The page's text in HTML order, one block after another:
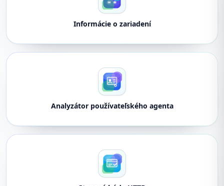
Informácie o zariadení
Analyzátor používateľského agenta